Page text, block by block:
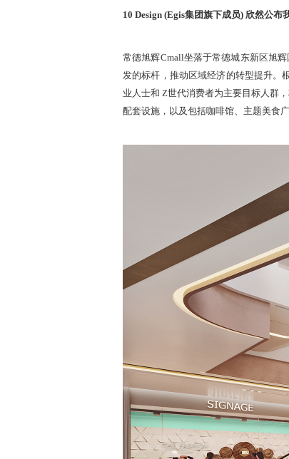
10 Design (Egis集团旗下成员) 欣然公
常德旭辉Cmall坐落于常德城东新区旭
发的标杆，推动区域经济的转型提升。
业人士和 Z世代消费者为主要目标人群
配套设施，以及包括咖啡馆、主题美食